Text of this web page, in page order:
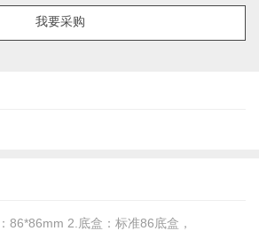
我要采购
86*86mm 2.底盒：标准86底盒，